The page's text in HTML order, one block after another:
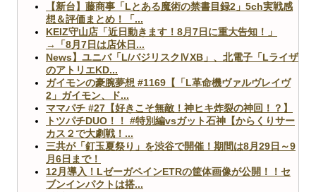
【新台】藤商事「Lとある魔術の禁書目録2」5ch実戦感
想＆評価まとめ！「...
KEIZ守山店「近日動きます！8月7日に重大告知！」
→「8月7日は店休日...
News】ユニバ「L/バジリスクⅣXB」、北電子「Lライザ
のアトリエKD...
ガイモンの豪腕夢想 #1169【「L革命機ヴァルヴレイヴ
2」ガイモン、ド...
ママパチ #27【好きこそ無敵！神ヒキ炸裂の神回！？】
トツパチDUO！！ #特別編vsガット石神【からくりサー
カス２で大劇戦！...
三共が「釘玉夏祭り」を渋谷で開催！期間は8月29日～9
月6日まで！
12月導入！LゼーガペインETRの筐体画像が公開！！セ
ブンインパクトは搭...